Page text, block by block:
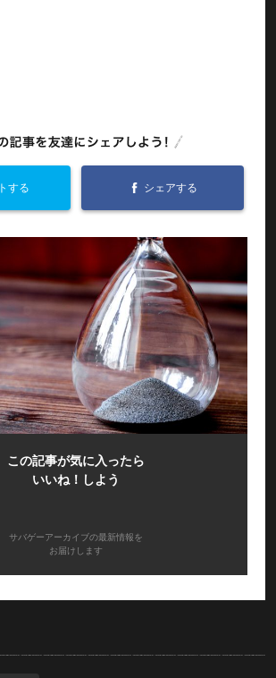
する シェアする
この記事が気に入ったら
いいね！しよう
サバゲーアーカイブの最新情報を
お届けします